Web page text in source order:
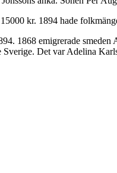
kr. 1894 hade
1868 emigrerade
Det var Adelina